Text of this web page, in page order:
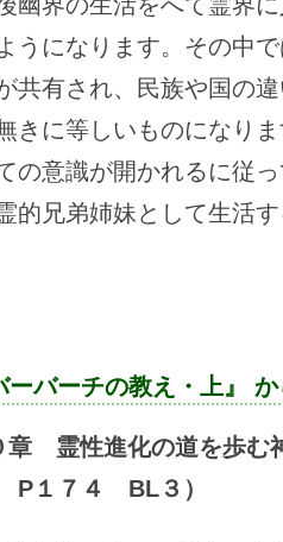
うになります。その中
共有され、民族や国の
きに等しいものになり
の意識が開かれるに従
的兄弟姉妹として生活
ーバーチの教え・上』
章 霊性進化の道を歩む
１７４ BL３）